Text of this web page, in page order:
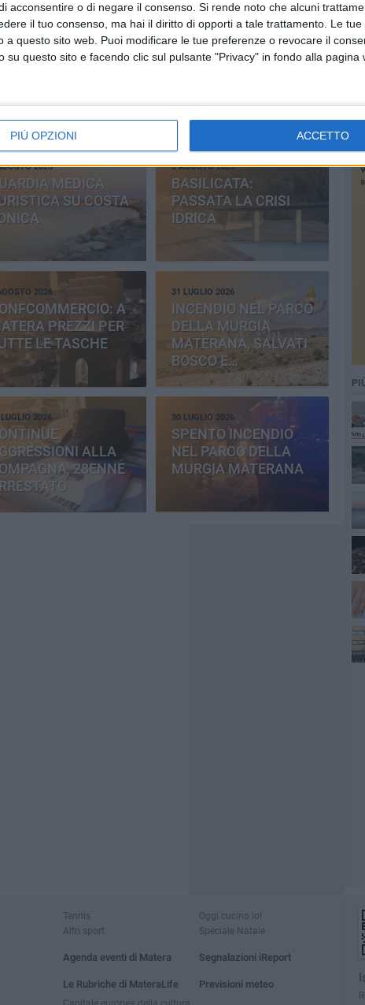
acconsentire o di negare il consenso. Si rende noto che alcuni
il tuo consenso, ma hai il diritto di opporti a tale trattamento. Le
a questo sito web. Puoi modificare le tue preferenze o revocare il
su questo sito e facendo clic sul pulsante "Privacy" in fondo alla pagina
PIÙ OPZIONI ACCETTO
2026
CALLMAT,
5 AGOSTO 2026
USO DELLE PALESTRE
COMUNE E
PROVINCIA
2026
MEDICA
SU COSTA
3 AGOSTO 2026
BASILICATA:
PASSATA LA CRISI
IDRICA
2026
A
PREZZI PER
LE TASCHE
31 LUGLIO 2026
INCENDIO NEL PARCO
DELLA MURGIA
MATERANA, SALVATI
BOSCO E
CEMENTERIA
2026
ALLA
28ENNE
30 LUGLIO 2026
SPENTO INCENDIO
NEL PARCO DELLA
MURGIA MATERANA
Tennis
Altri sport
Agenda eventi di Matera
Le Rubriche di MateraLife
Oggi cucino io!
Speciale Natale
Segnalazioni iReport
Previsioni meteo